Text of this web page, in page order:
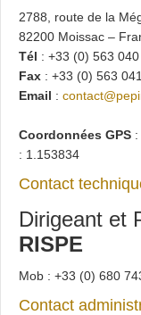
2788, route de la
82200 Moissac –
Tél : +33 (0) 563
Fax : +33 (0) 563
Email :
Coordonnées GPS
: 1.153834
Contact
Dirigeant et
RISPE
Mob : +33 (0) 680
Contact